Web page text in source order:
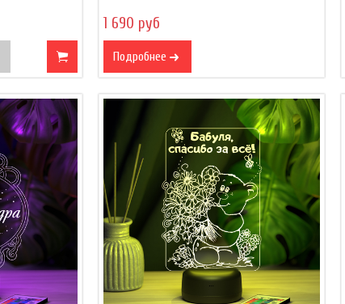
1 690 руб
Подробнее